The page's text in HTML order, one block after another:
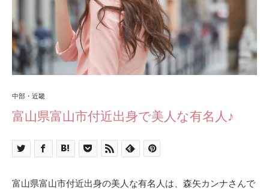
中部・近畿
富山県富山市付近出身で美人な有名人♪
富山県富山市付近出身の美人な有名人は、森矢カンナさんで